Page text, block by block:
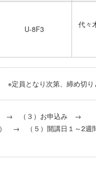
U-8F3
代々
員となり次第、締め切り
認 → （３）お申込み →
） → （５）開講日１～2週